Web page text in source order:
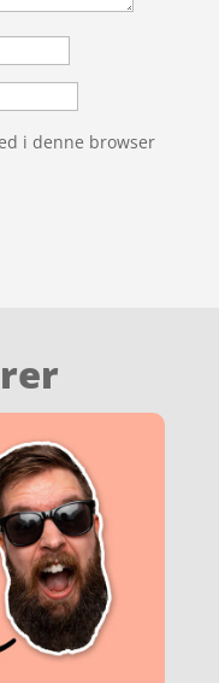
i denne browser